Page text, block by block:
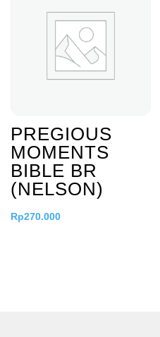
PREGIOUS
MOMENTS
BIBLE BR
(NELSON)
Rp270.000